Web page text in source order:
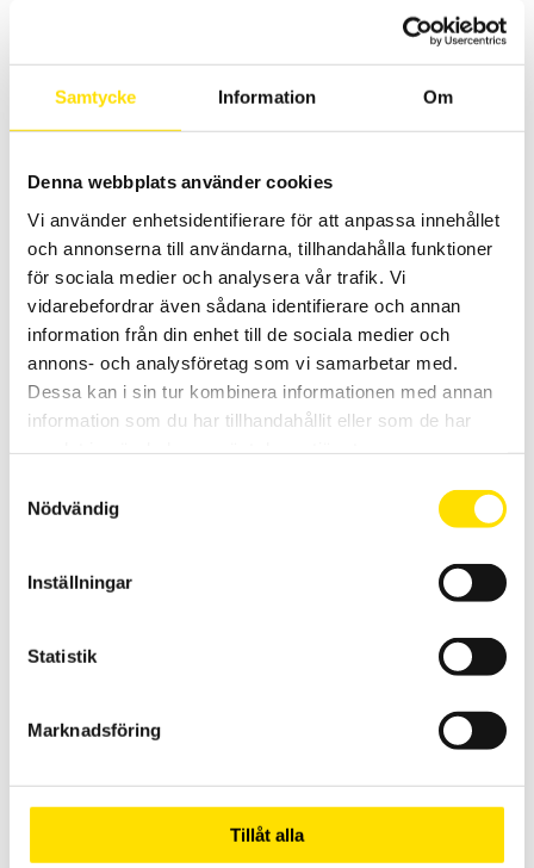
Samtycke Information Om
Denna webbplats använder cookies
Vi använder enhetsidentifierare för att anpassa innehållet
och annonserna till användarna, tillhandahålla funktioner
för sociala medier och analysera vår trafik. Vi
vidarebefordrar även sådana identifierare och annan
information från din enhet till de sociala medier och
annons- och analysföretag som vi samarbetar med.
Dessa kan i sin tur kombinera informationen med annan
information som du har tillhandahållit eller som de har
Nödvändig
Inställningar
Statistik
Marknadsföring
Tillåt alla
LÄS MER
Provpistol HTP06C med HVP06C-kontakt
Provpistoler för säker testning vid högspänningsprov.
2,700.00KR–3,600.00KRPRISINTERVALL:
2,700.00 KR
3,600.00 KR
LÄS MER
Relaterade produkter